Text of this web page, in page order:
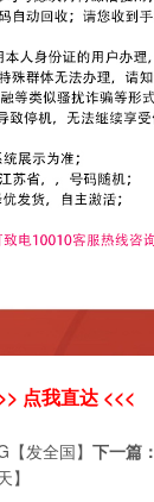
点我直达 <<<
【发全国】下一篇：
】